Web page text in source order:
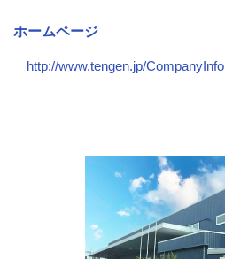
ホームページ
http://www.tengen.jp/CompanyInfo